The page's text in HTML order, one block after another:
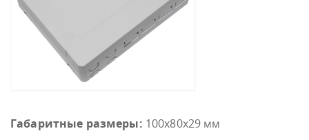
Габаритные размеры: 100х80х29 мм